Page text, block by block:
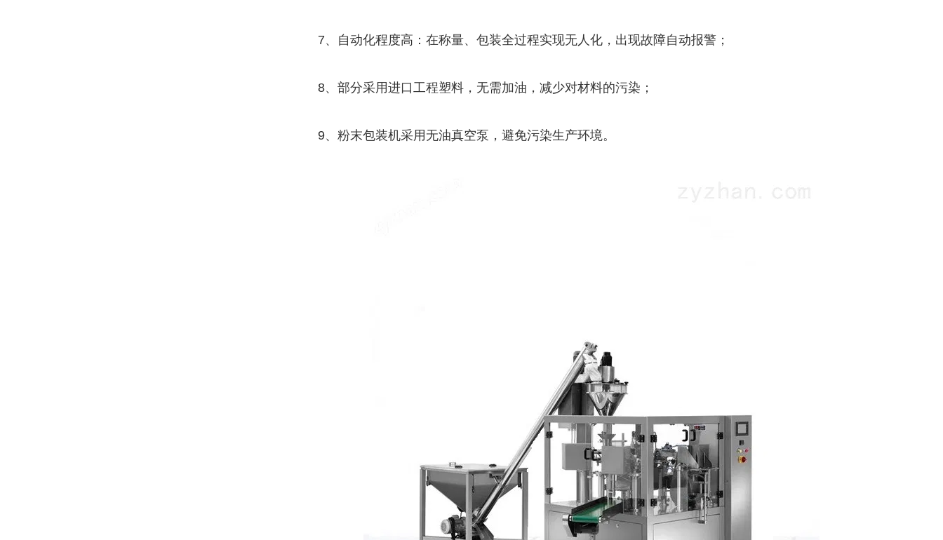
7、自动化程度高：在称量、包装全过程实现无人化，出现故障自动报警；
8、部分采用进口工程塑料，无需加油，减少对材料的污染；
9、粉末包装机采用无油真空泵，避免污染生产环境。